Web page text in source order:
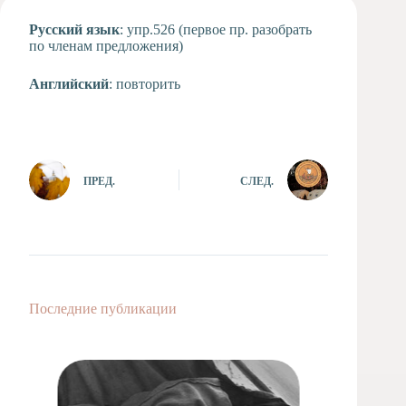
студия
отделение
Русский язык: упр.526 (первое пр. разобрать
по членам предложения)
Английский: повторить
ПРЕД. СЛЕД.
Последние публикации